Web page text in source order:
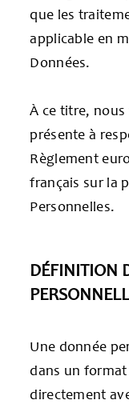
que les
applicable en
Données.
À ce titre, nous
présente à
Règlement
français sur la
Personnelles.
DÉFINITION
Une donnée
dans un
directement